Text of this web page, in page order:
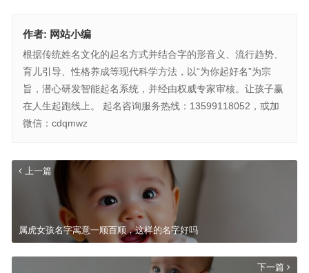
作者: 网站小编
根据传统姓名文化的起名方式并结合字的形音义、流行趋势、
育儿引导、性格养成等现代科学方法，以“为你起好名”为宗
旨，潜心研发智能起名系统，并经由权威专家审核。让孩子赢
在人生起跑线上。 起名咨询服务热线：13599118052，或加
微信：cdqmwz
上一篇
属虎女孩名字寓意一顺百顺，这样的名字好吗
下一篇